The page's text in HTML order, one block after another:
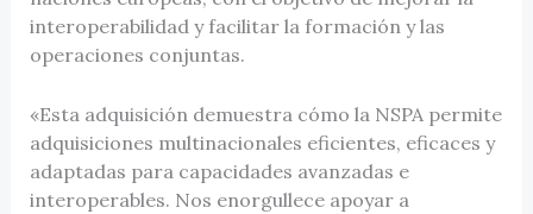
interoperabilidad y facilitar la formación y las
operaciones conjuntas.
«Esta adquisición demuestra cómo la NSPA permite
adquisiciones multinacionales eficientes, eficaces y
adaptadas para capacidades avanzadas e
interoperables. Nos enorgullece apoyar a